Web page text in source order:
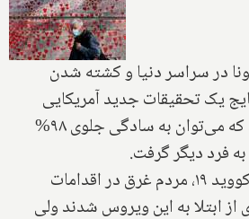
در سراسر دنیا و کشته شدن
یک تحقیقات جدید آمریکایی
اسرائیلی نشان می‌دهد که می‌توان به سادگی جلوی ۹۸%
به فرد دیگر گرفت.
از روزهای اولیه شیوع کووید ۱۹، مردم غرق در اقدامات
ابتلا به این ویروس شدند ولی